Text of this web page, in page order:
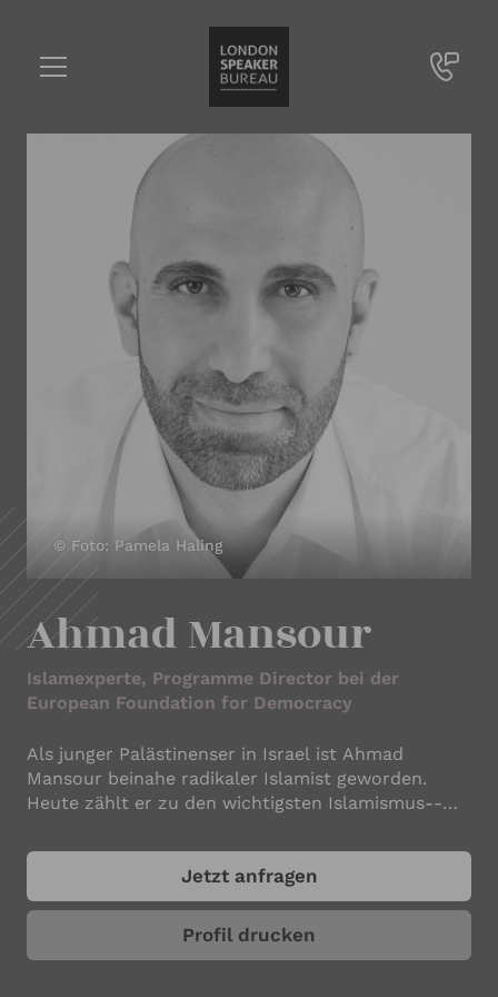
Ahmad Mansour
•••
© Foto: Pamela Haling
Ahmad Mansour
Islamexperte, Programme Director bei der
European Foundation for Democracy
Als junger Palästinenser in Israel ist Ahmad
Mansour beinahe radikaler Islamist geworden.
Heute zählt er zu den wichtigsten Islamismus-­
Saba/Israel, lebt der Psychologe seit zehn Jahren
in Deutschland und beschäftigt sich mit Projekten
und Initiativen, die Extremismus bekämpfen und
Demokratie und Toleranz fördern. Er ist
Jetzt anfragen
Profil drucken
+49 721 9209 8228
Ahmad Mansour
Online Anfrage
IHRE KONTAKTDATEN
Ihr Name
Ihre Telefonnummer
Ihr Unternehmen